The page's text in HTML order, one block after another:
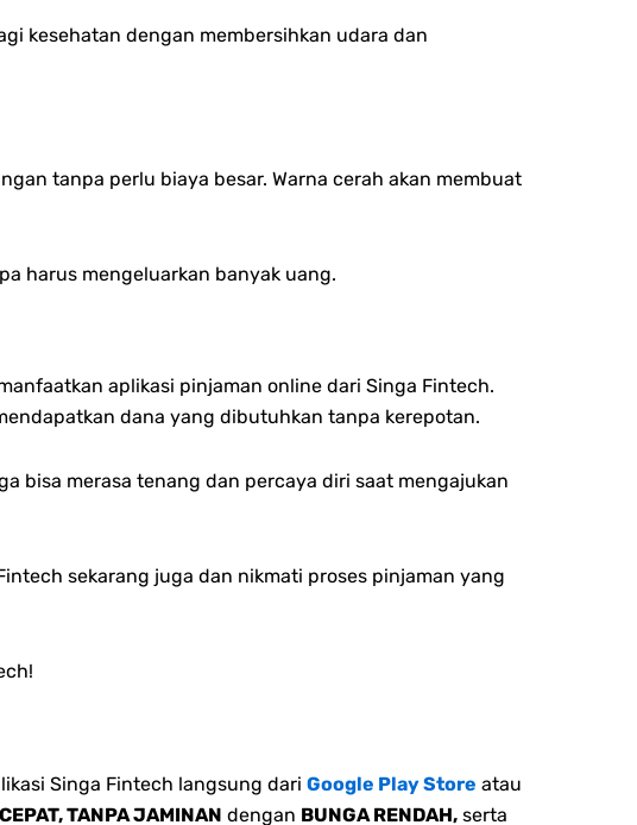
kesehatan dengan membersihkan udara dan
tanpa perlu biaya besar. Warna cerah akan membuat
harus mengeluarkan banyak uang.
aplikasi pinjaman online dari Singa Fintech.
dana yang dibutuhkan tanpa kerepotan.
bisa merasa tenang dan percaya diri saat mengajukan
sekarang juga dan nikmati proses pinjaman yang
Singa Fintech langsung dari Google Play Store atau
CEPAT, TANPA JAMINAN dengan BUNGA RENDAH, serta